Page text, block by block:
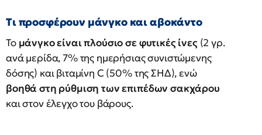
Τι προσφέρουν μάνγκο και αβοκάντο
Το μάνγκο είναι πλούσιο σε φυτικές ίνες (2 γρ.
ανά μερίδα, 7% της ημερήσιας συνιστώμενης
δόσης) και βιταμίνη C (50% της ΣΗΔ), ενώ
βοηθά στη ρύθμιση των επιπέδων σακχάρου
και στον έλεγχο του βάρους.